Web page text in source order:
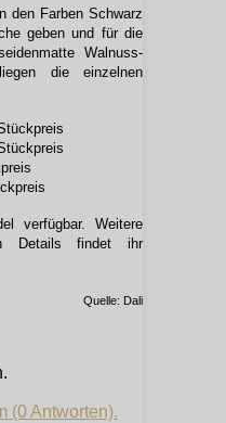
den Farben Schwarz
geben und für die
Walnuss-
die einzelnen
verfügbar. Weitere
Details findet ihr
Quelle: Dali
(0 Antworten).